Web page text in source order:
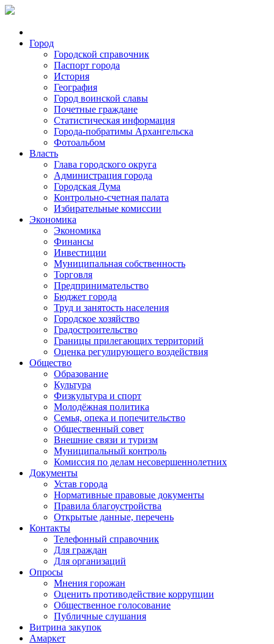
Город
Городской справочник
Паспорт города
История
География
Город воинской славы
Почетные граждане
Статистическая информация
Города-побратимы Архангельска
Фотоальбом
Власть
Глава городского округа
Администрация города
Городская Дума
Контрольно-счетная палата
Избирательные комиссии
Экономика
Экономика
Финансы
Инвестиции
Муниципальная собственность
Торговля
Предпринимательство
Бюджет города
Труд и занятость населения
Городское хозяйство
Градостроительство
Границы прилегающих территорий
Оценка регулирующего воздействия
Общество
Образование
Культура
Физкультура и спорт
Молодёжная политика
Семья, опека и попечительство
Общественный совет
Внешние связи и туризм
Муниципальный контроль
Комиссия по делам несовершеннолетних
Документы
Устав города
Нормативные правовые документы
Правила благоустройства
Открытые данные, перечень
Контакты
Телефонный справочник
Для граждан
Для организаций
Опросы
Мнения горожан
Оценить противодействие коррупции
Общественное голосование
Публичные слушания
Витрина закупок
Амаркет